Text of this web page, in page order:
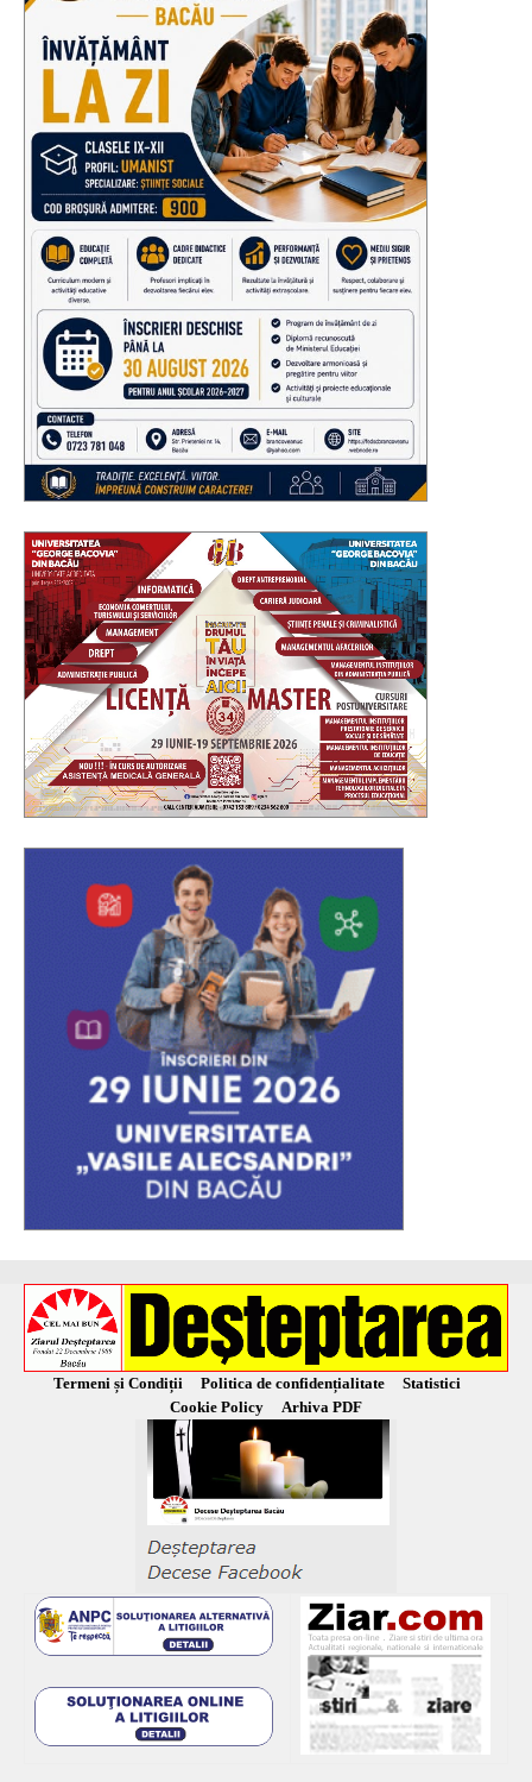
Termeni și Condiții Politica de confidențialitate
Statistici
Cookie Policy
Arhiva PDF